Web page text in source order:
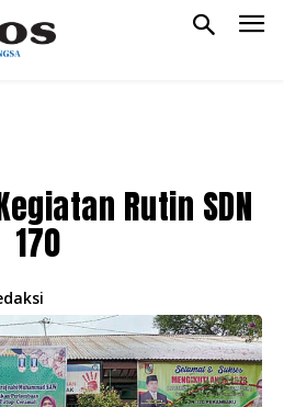
Rutin SDN
170